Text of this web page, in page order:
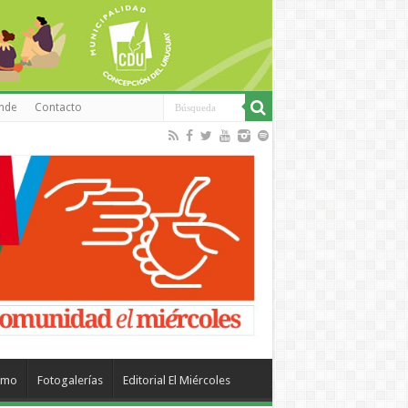
Contacto
Fotogalerías Editorial El Miércoles